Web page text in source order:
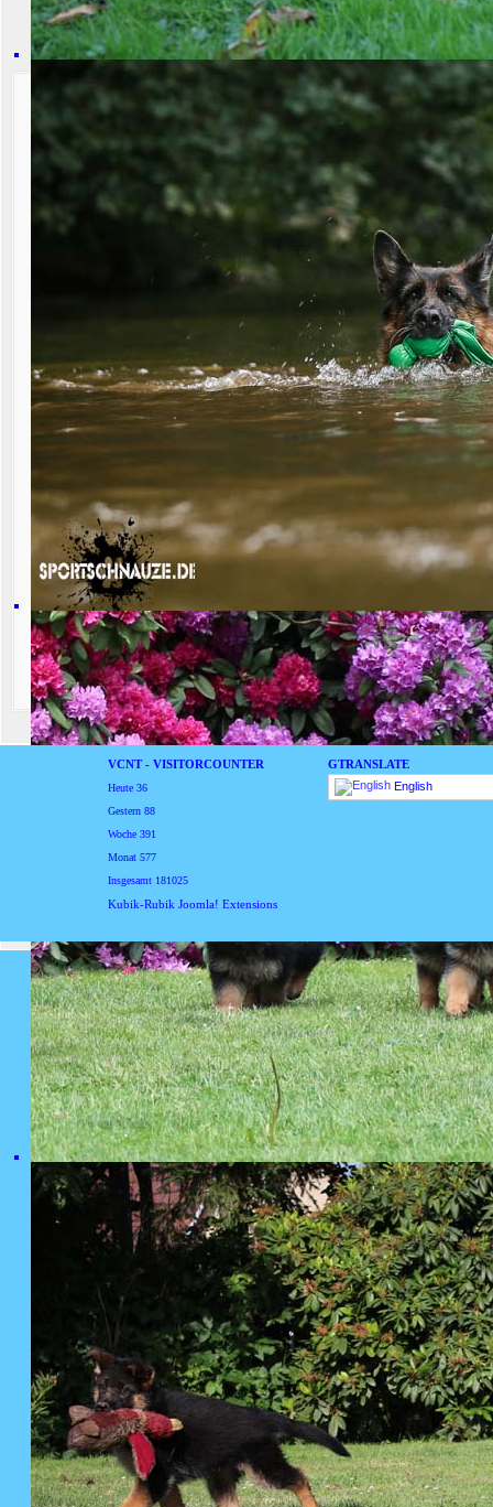
S-Wurf
Vater Quattro vom
Zur Originalansicht
VCNT - VISITORCOUNTER
Heute36
Gestern88
Woche391
Monat577
Insgesamt 181025
Kubik-Rubik Joomla! Extensions
GTRANSLATE
English